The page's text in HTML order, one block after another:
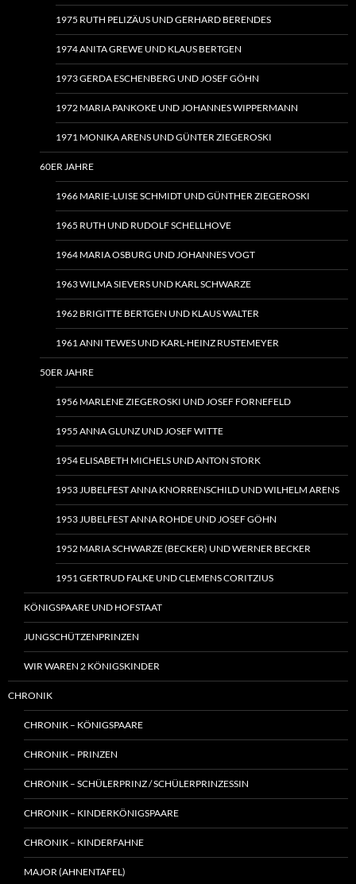
1975 RUTH PELIZÄUS UND GERHARD BERENDES
1974 ANITA GREWE UND KLAUS BERTGEN
1973 GERDA ESCHENBERG UND JOSEF GÖHN
1972 MARIA PANKOKE UND JOHANNES WIPPERMANN
1971 MONIKA ARENS UND GÜNTER ZIEGEROSKI
60ER JAHRE
1966 MARIE-LUISE SCHMIDT UND GÜNTHER ZIEGEROSKI
1965 RUTH UND RUDOLF SCHELLHOVE
1964 MARIA OSBURG UND JOHANNES VOGT
1963 WILMA SIEVERS UND KARL SCHWARZE
1962 BRIGITTE BERTGEN UND KLAUS WALTER
1961 ANNI TEWES UND KARL-HEINZ RUSTEMEYER
50ER JAHRE
1956 MARLENE ZIEGEROSKI UND JOSEF FORNEFELD
1955 ANNA GLUNZ UND JOSEF WITTE
1954 ELISABETH MICHELS UND ANTON STORK
1953 JUBELFEST ANNA KNORRENSCHILD UND WILHELM ARENS
1953 JUBELFEST ANNA ROHDE UND JOSEF GÖHN
1952 MARIA SCHWARZE (BECKER) UND WERNER BECKER
1951 GERTRUD FALKE UND CLEMENS CORITZIUS
KÖNIGSPAARE UND HOFSTAAT
JUNGSCHÜTZENPRINZEN
WIR WAREN 2 KÖNIGSKINDER
CHRONIK
CHRONIK – KÖNIGSPAARE
CHRONIK – PRINZEN
CHRONIK – SCHÜLERPRINZ / SCHÜLERPRINZESSIN
CHRONIK – KINDERKÖNIGSPAARE
CHRONIK – KINDERFAHNE
MAJOR (AHNENTAFEL)